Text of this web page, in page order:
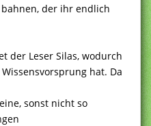
der ihr endlich
der Leser Silas, wodurch
hat. Da
sonst nicht so